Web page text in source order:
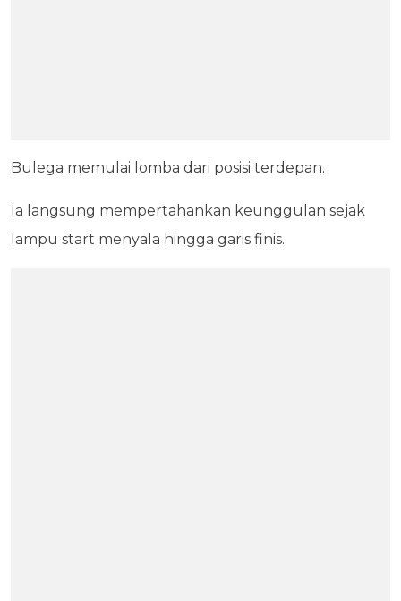
Bulega memulai lomba dari posisi terdepan.
Ia langsung mempertahankan keunggulan sejak
lampu start menyala hingga garis finis.